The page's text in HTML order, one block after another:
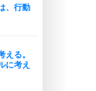
、行動
える。
に考え